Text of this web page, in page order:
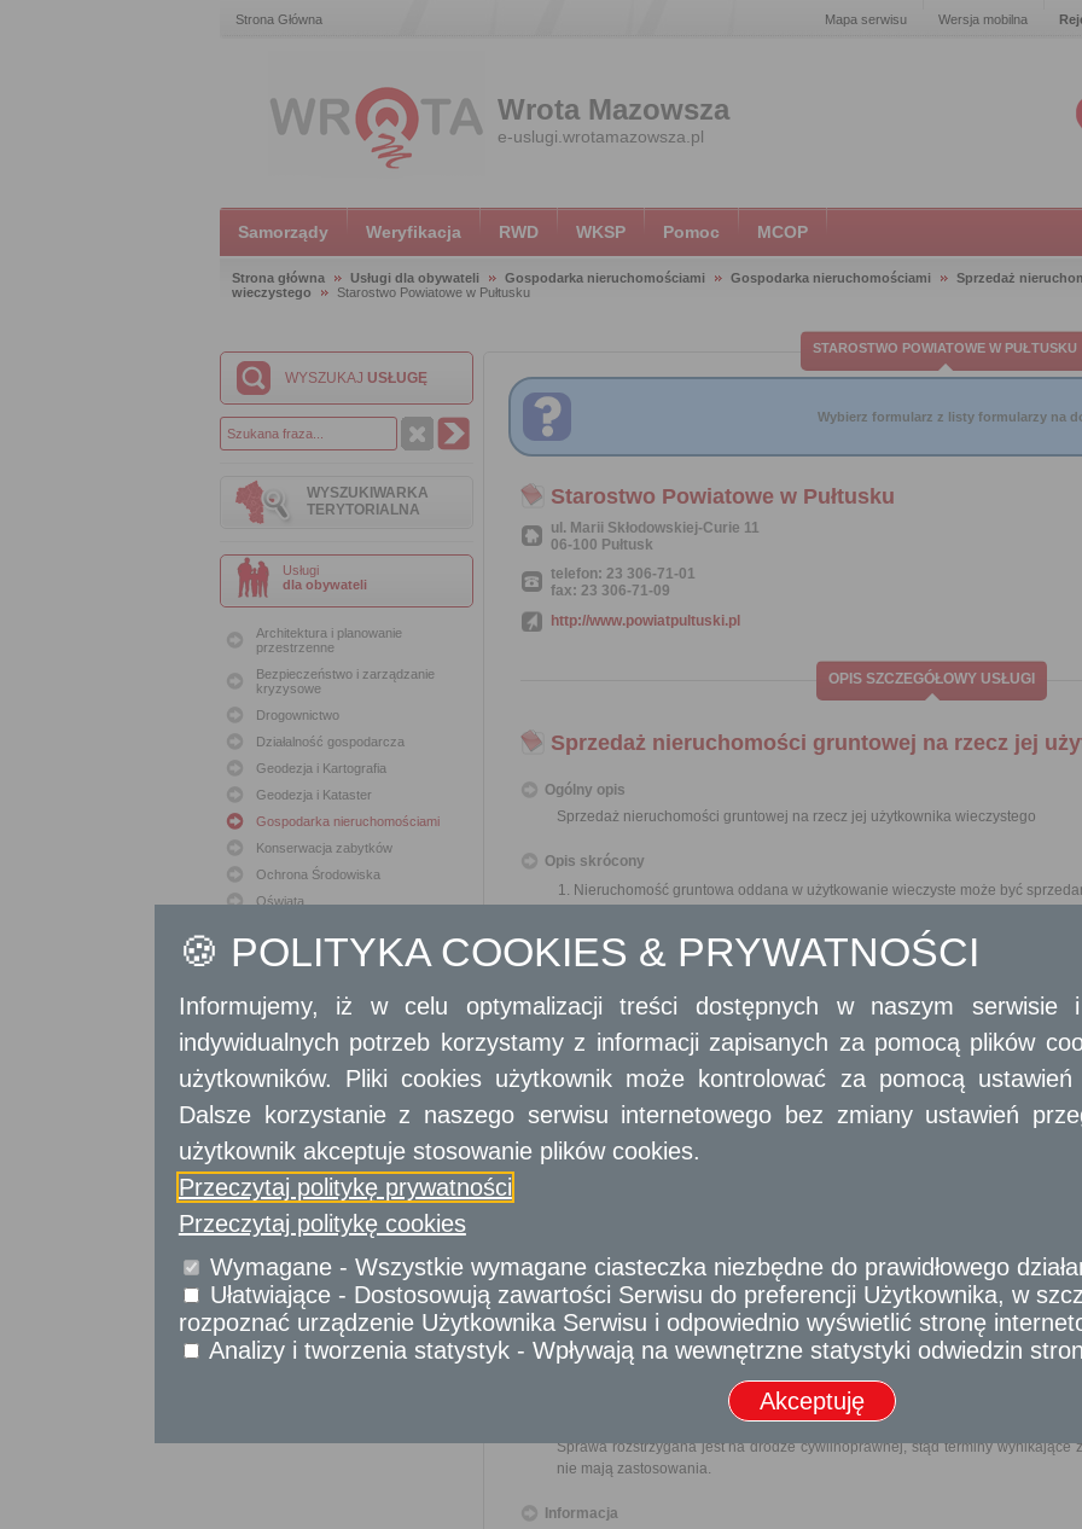
Strona Główna Mapa serwisu Wersja mobilna
Wrota Mazowsza
e-uslugi.wrotamazowsza.pl
Samorządy Weryfikacja RWD WKSP Pomoc MCOP
Strona główna Usługi dla obywateli Gospodarka nieruchomościami Gospodarka nieruchomościami
Sprzedaż
wieczystego
Starostwo Powiatowe w Pułtusku
WYSZUKAJ USŁUGĘ
WYSZUKIWARKA
TERYTORIALNA
Usługi
dla obywateli
Architektura i planowanie
przestrzenne
Bezpieczeństwo i zarządzanie
kryzysowe
Drogownictwo
Działalność gospodarcza
Geodezja i Kartografia
Geodezja i Kataster
Gospodarka nieruchomościami
Konserwacja zabytków
Ochrona Środowiska
Oświata
Polityka lokalowa
Skargi i wnioski
Sport i Rekreacja
Sprawy komunalne
Sprawy komunikacyjne
Sprawy obywatelskie
Udostępnianie informacji publicznej
Urząd Stanu Cywilnego
Usługi
dla przedsiębiorców
Usługidla instytucji,
urzędów
STAROSTWO POWIATOWE W PUŁTUSKU
Wybierz formularz z listy formularzy na
Starostwo Powiatowe w Pułtusku
ul. Marii Skłodowskiej-Curie 11
06-100 Pułtusk
telefon: 23 306-71-01
fax: 23 306-71-09
http://www.powiatpultuski.pl
OPIS SZCZEGÓŁOWY USŁUGI
Sprzedaż nieruchomości gruntowej na rzecz jej
Ogólny opis
Sprzedaż nieruchomości gruntowej na rzecz jej użytkownika wieczystego
Opis skrócony
Nieruchomość gruntowa oddana w użytkowanie wieczyste może być
zgodą wojewody. Zgody wojewody nie wymaga sprzedaż na rzecz
własność Skarbu Państwa po zlikwidowaniu lub sprywatyzowaniu
Zbycie własności nieruchomości na rzecz użytkownika wieczystego
przetargowego (art. 37 ust. 2 pkt 5 ustawy o gospodarowaniu
Z dniem zawarcia umowy sprzedaży nieruchomości wygasa, z mocy
W odniesieniu do nieruchomości gruntowej oddanej w
nieruchomości, w drodze umowy, między Skarbem Państwa a
jednostkami samorządu terytorialnego może nastąpić za powiadomieniem jej
Pełnomocnictwo w przypadku ustanowienia pełnomocnika wraz z dowodem
Odbiorca usługi
Sprawa rozstrzygana jest na drodze cywilnoprawnej, stąd terminy wynikające
nie mają zastosowania.
Informacja
🍪 POLITYKA COOKIES & PRYWATNOŚCI
Informujemy, iż w celu optymalizacji treści dostępnych w naszym serwisie
indywidualnych potrzeb korzystamy z informacji zapisanych za pomocą plików
użytkowników. Pliki cookies użytkownik może kontrolować za pomocą
Dalsze korzystanie z naszego serwisu internetowego bez zmiany ustawień
użytkownik akceptuje stosowanie plików cookies.
Przeczytaj politykę prywatności
Przeczytaj politykę cookies
Wymagane - Wszystkie wymagane ciasteczka niezbędne do prawidłowego
Ułatwiające - Dostosowują zawartości Serwisu do preferencji Użytkownika, w
rozpoznać urządzenie Użytkownika Serwisu i odpowiednio wyświetlić stronę
Analizy i tworzenia statystyk - Wpływają na wewnętrzne statystyki odwiedzin stron
Akceptuję